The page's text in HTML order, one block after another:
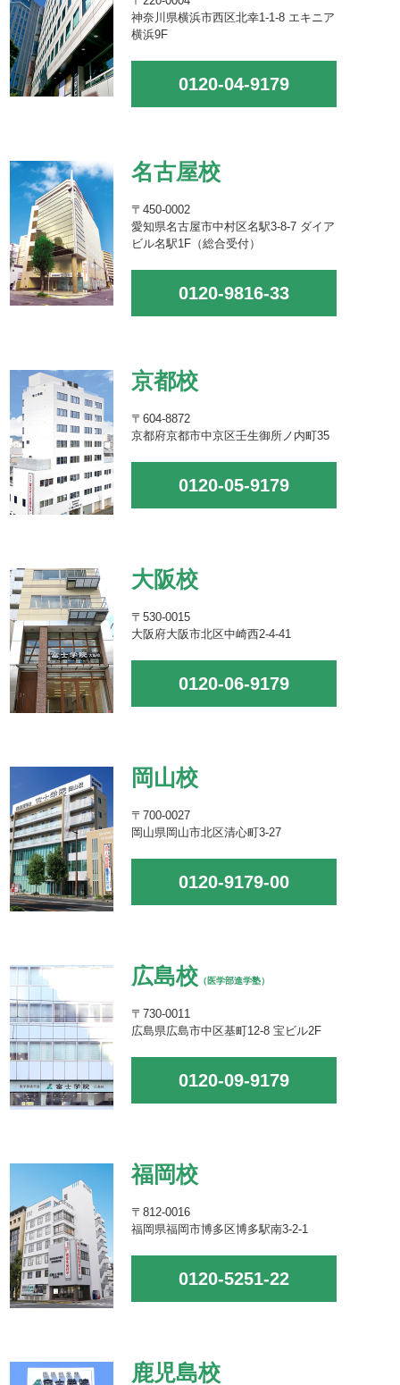
神奈川県横浜市西区北幸1-1-8 エキニア
横浜9F
0120-04-9179
名古屋校
〒450-0002
愛知県名古屋市中村区名駅3-8-7 ダイア
ビル名駅1F（総合受付）
0120-9816-33
京都校
〒604-8872
京都府京都市中京区壬生御所ノ内町35
0120-05-9179
大阪校
〒530-0015
大阪府大阪市北区中崎西2-4-41
0120-06-9179
岡山校
〒700-0027
岡山県岡山市北区清心町3-27
0120-9179-00
広島校 （医学部進学塾）
〒730-0011
広島県広島市中区基町12-8 宝ビル2F
0120-09-9179
福岡校
〒812-0016
福岡県福岡市博多区博多駅南3-2-1
0120-5251-22
鹿児島校